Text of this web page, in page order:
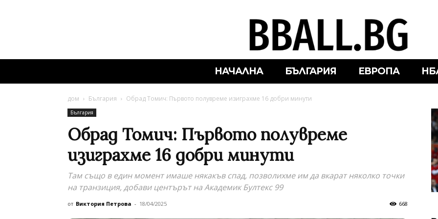
НАЧАЛНА БЪЛГАРИЯ ЕВРОПА
дом България Обрад Томич: Първото полувреме изиграхме 16 добри минути
България
Обрад Томич: Първото полувреме
изиграхме 16 добри минути
Там също в един момент имаше някакъв спад, позволихме им да вкарат няколко точки
на транзиция, добави центърът на Академик Бултекс 99
от Виктория Петрова - 18/04/2025 668